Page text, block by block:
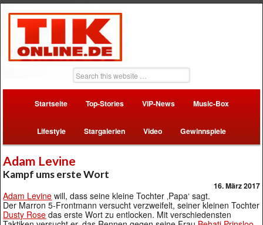
Startseite Top-Stories VIP-News Music-Box
Lifestyle Stargalerien Video Gewinnspiele
Adam Levine
Kampf ums erste Wort
16. März 2017
Adam Levine will, dass seine kleine Tochter ‚Papa‘ sagt.
Der Marron 5-Frontmann versucht verzweifelt, seiner kleinen Tochter
Dusty Rose das erste Wort zu entlocken. Mit verschiedensten